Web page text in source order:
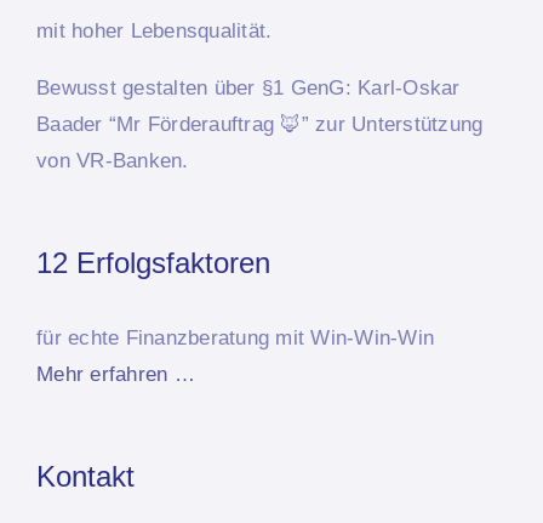
mit hoher Lebensqualität.
Bewusst gestalten über §1 GenG: Karl-Oskar
Baader “Mr Förderauftrag 🦊” zur Unterstützung
von VR-Banken.
12 Erfolgsfaktoren
für echte Finanzberatung mit Win-Win-Win
Mehr erfahren …
Kontakt